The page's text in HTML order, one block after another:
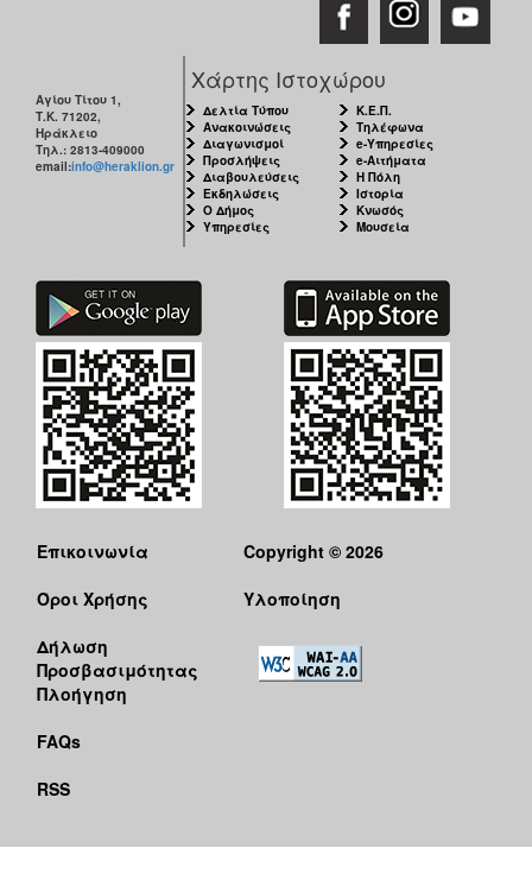
Αγίου Τίτου 1,
Τ.Κ. 71202,
Ηράκλειο
Τηλ.: 2813-409000
email:info@heraklion.gr
Χάρτης Ιστοχώρου
Δελτία Τύπου
Ανακοινώσεις
Διαγωνισμοί
Προσλήψεις
Διαβουλεύσεις
Εκδηλώσεις
Ο Δήμος
Υπηρεσίες
Κ.Ε.Π.
Τηλέφωνα
e-Υπηρεσίες
e-Αιτήματα
Η Πόλη
Ιστορία
Κνωσός
Μουσεία
Επικοινωνία
Όροι Χρήσης
Δήλωση
Προσβασιμότητας
Πλοήγηση
FAQs
RSS
Copyright © 2026
Υλοποίηση